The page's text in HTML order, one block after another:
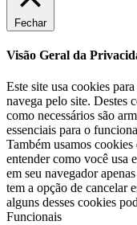
Fechar
Visão Geral da
Este site usa cookies
navega pelo site. Destes
como necessários são
essenciais para o
Também usamos
entender como você usa
em seu navegador
tem a opção de cancelar
alguns desses cookies
Funcionais